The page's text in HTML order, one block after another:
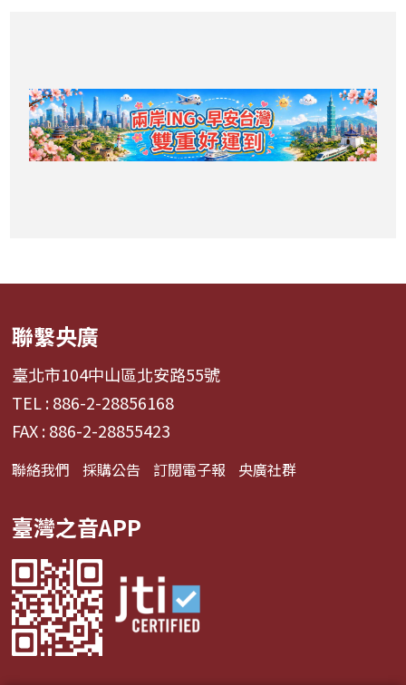
聯繫央廣
臺北市104中山區北安路55號
TEL : 886-2-28856168
FAX : 886-2-28855423
聯絡我們 採購公告 訂閱電子報 央廣社群
臺灣之音APP